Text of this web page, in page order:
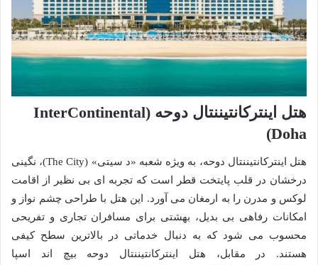
هتل اینترکانتیننتال دوحه (InterContinental
Doha)
هتل اینترکانتیننتال دوحه، به ویژه شعبه «د سیتی» (The City)، نگینی
درخشان در قلب پایتخت قطر است که تجربه ای بی نظیر از اقامت
لوکس و مدرن را به ارمغان می آورد. این هتل با طراحی چشم نواز و
امکانات رفاهی بی بدیل، بهشتی برای مسافران تجاری و تفریحی
محسوب می شود که به دنبال خدماتی در بالاترین سطح کیفی
هستند. در مقابل، هتل اینترکانتیننتال دوحه بیچ اند اسپا